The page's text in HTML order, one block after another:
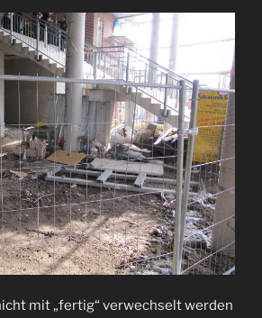
mit „fertig“ verwechselt werden